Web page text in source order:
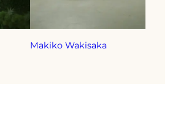
Makiko Wakisaka